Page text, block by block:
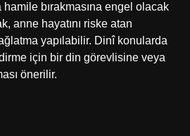
bırakmasına engel olacak
anne hayatını riske atan
yapılabilir. Dinî konularda
için bir din görevlisine veya
önerilir.